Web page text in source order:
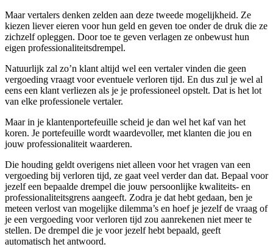
Maar vertalers denken zelden aan deze tweede mogelijkheid. Ze
kiezen liever eieren voor hun geld en geven toe onder de druk die ze
zichzelf opleggen. Door toe te geven verlagen ze onbewust hun
eigen professionaliteitsdrempel.
Natuurlijk zal zo’n klant altijd wel een vertaler vinden die geen
vergoeding vraagt voor eventuele verloren tijd. En dus zul je wel al
eens een klant verliezen als je je professioneel opstelt. Dat is het lot
van elke professionele vertaler.
Maar in je klantenportefeuille scheid je dan wel het kaf van het
koren. Je portefeuille wordt waardevoller, met klanten die jou en
jouw professionaliteit waarderen.
Die houding geldt overigens niet alleen voor het vragen van een
vergoeding bij verloren tijd, ze gaat veel verder dan dat. Bepaal voor
jezelf een bepaalde drempel die jouw persoonlijke kwaliteits- en
professionaliteitsgrens aangeeft. Zodra je dat hebt gedaan, ben je
meteen verlost van mogelijke dilemma’s en hoef je jezelf de vraag of
je een vergoeding voor verloren tijd zou aanrekenen niet meer te
stellen. De drempel die je voor jezelf hebt bepaald, geeft
automatisch het antwoord.